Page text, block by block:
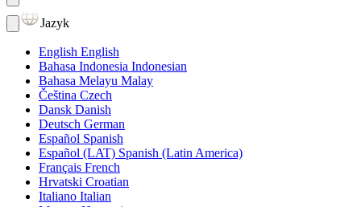
Jazyk
English English
Bahasa Indonesia Indonesian
Bahasa Melayu Malay
Čeština Czech
Dansk Danish
Deutsch German
Español Spanish
Español (LAT) Spanish (Latin America)
Français French
Hrvatski Croatian
Italiano Italian